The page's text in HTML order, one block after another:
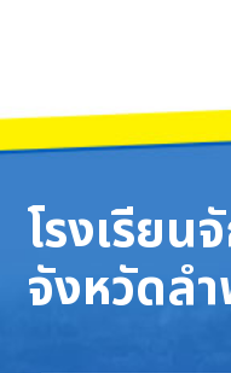
โรงเรีย
จังหวัดล